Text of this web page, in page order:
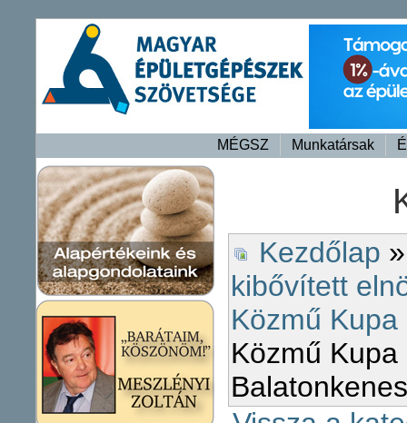
MÉGSZ Munkatársak
Kezdőlap
kibővített
Közmű
Közmű Kupa